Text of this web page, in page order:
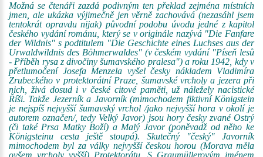
Možná se čtenáři zazdá podivným ten překlad zejména místních
jmen, ale ukázka výjimečně jen věrně zachovává (nezasáhl jsem
tentokrát opravdu nijak) původní podobu úvodu jedné z kapitol
českého vydání románu, který se v originále nazývá "Die Fanfare
der Wildnis" s podtitulem "Die Geschichte eines Luchses aus der
Urwaldwildnis des Böhmerwaldes" (v českém vydání "Píseň lesů
- Příběh rysa z divočiny šumavského pralesa") a roku 1942, kdy v
přetlumočení Josefa Menzela vyšel česky nákladem Vladimíra
Zrubeckého v protektorátní Praze, šumavské vrcholy a jezera při
nich, živá dosud i v české citové paměti, už náležely nacistické
Říši. Takže Jezerník a Javorník (mimochodem fiktivní Königstein
je nejspíš nejvyšší šumavský vrchol /jako nejvyšší hora v okolí je
autorem označen/, tedy Velký Javor) jsou hory česky zvané Ostrý
(či také Prsa Matky Boží) a Malý Javor (poněvadž od něho ke
Königsteinu cesta ještě stoupá). Skutečný "český" Javorník
mimochodem byl za války nejvyšší českou horou (Morava měla
ovšem vrcholy vyšší) Protektorátu. S Graumüllerovým jménem